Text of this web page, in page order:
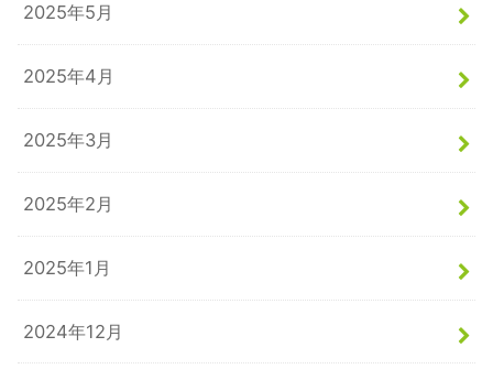
2025年5月
2025年4月
2025年3月
2025年2月
2025年1月
2024年12月